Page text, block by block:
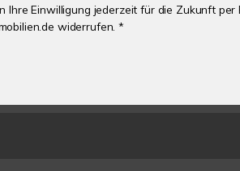
Ihre Einwilligung jederzeit für die Zukunft per
widerrufen. *